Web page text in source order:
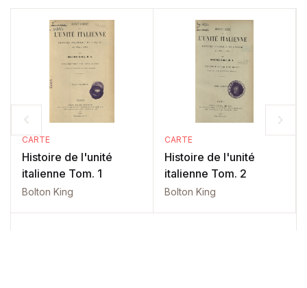
CARTE
Histoire de l'unité
italienne Tom. 1
Bolton King
CARTE
Histoire de l'unité
italienne Tom. 2
Bolton King